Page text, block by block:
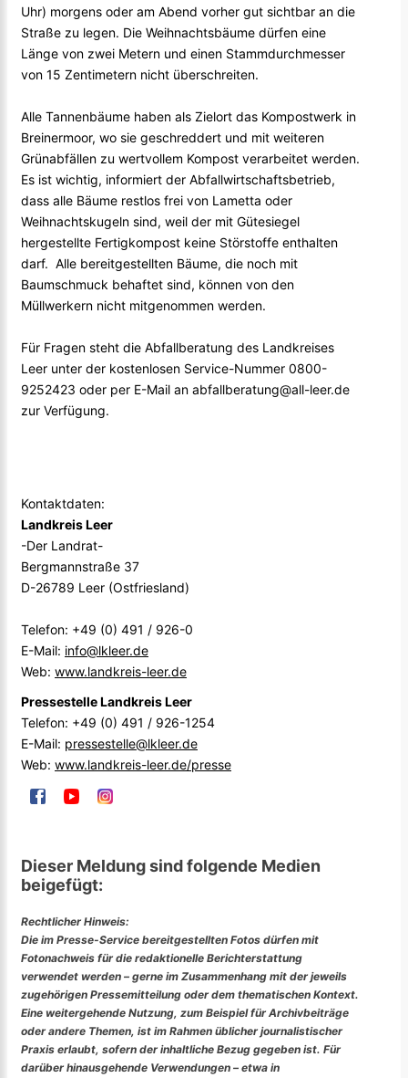
Uhr) morgens oder am Abend vorher gut sichtbar an die
Straße zu legen. Die Weihnachtsbäume dürfen eine
Länge von zwei Metern und einen Stammdurchmesser
von 15 Zentimetern nicht überschreiten.
Alle Tannenbäume haben als Zielort das Kompostwerk in
Breinermoor, wo sie geschreddert und mit weiteren
Grünabfällen zu wertvollem Kompost verarbeitet werden.
Es ist wichtig, informiert der Abfallwirtschaftsbetrieb,
dass alle Bäume restlos frei von Lametta oder
Weihnachtskugeln sind, weil der mit Gütesiegel
hergestellte Fertigkompost keine Störstoffe enthalten
darf. Alle bereitgestellten Bäume, die noch mit
Baumschmuck behaftet sind, können von den
Müllwerkern nicht mitgenommen werden.
Für Fragen steht die Abfallberatung des Landkreises
Leer unter der kostenlosen Service-Nummer 0800-
9252423 oder per E-Mail an abfallberatung@all-leer.de
zur Verfügung.
Kontaktdaten:
Landkreis Leer
-Der Landrat-
Bergmannstraße 37
D-26789 Leer (Ostfriesland)
Telefon: +49 (0) 491 / 926-0
E-Mail: info@lkleer.de
Web: www.landkreis-leer.de
Pressestelle Landkreis Leer
Telefon: +49 (0) 491 / 926-1254
E-Mail: pressestelle@lkleer.de
Web: www.landkreis-leer.de/presse
Dieser Meldung sind folgende Medien
beigefügt:
Rechtlicher Hinweis:
Die im Presse-Service bereitgestellten Fotos dürfen mit
Fotonachweis für die redaktionelle Berichterstattung
verwendet werden – gerne im Zusammenhang mit der jeweils
zugehörigen Pressemitteilung oder dem thematischen Kontext.
Eine weitergehende Nutzung, zum Beispiel für Archivbeiträge
oder andere Themen, ist im Rahmen üblicher journalistischer
Praxis erlaubt, sofern der inhaltliche Bezug gegeben ist. Für
darüber hinausgehende Verwendungen – etwa in